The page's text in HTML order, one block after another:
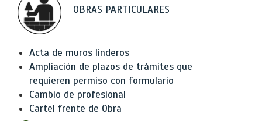
OBRAS PARTICULARES
Acta de muros linderos
Ampliación de plazos de trámites que
requieren permiso con formulario
Cambio de profesional
Cartel frente de Obra